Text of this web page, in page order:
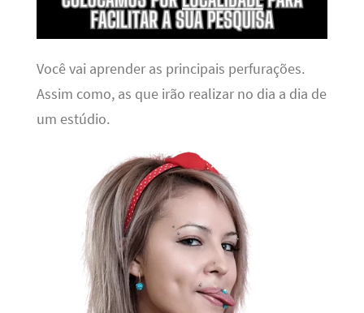
Você vai aprender as principais perfurações.
Assim como, as que irão realizar no dia a dia de
um estúdio.